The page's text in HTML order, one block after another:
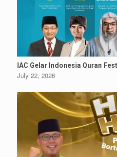
IAC Gelar Indonesia Quran
July 22, 2026